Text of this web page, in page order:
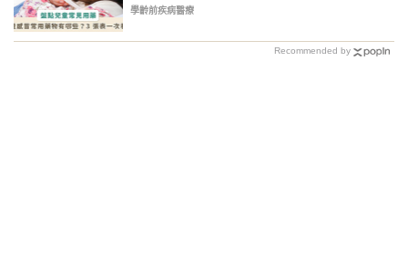
學齡前疾病醫療
Recommended by